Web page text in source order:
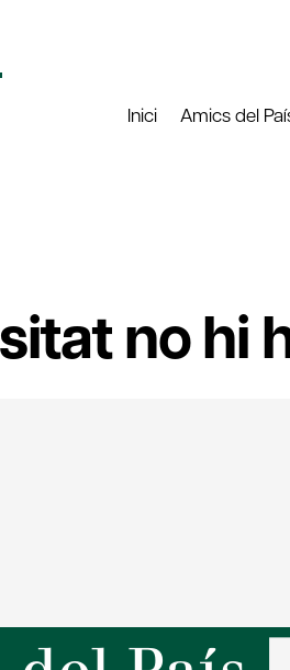
Inici
Amics del
no hi